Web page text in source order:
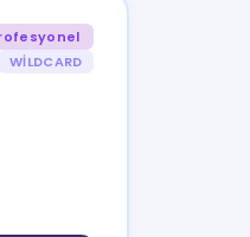
WILDCARD